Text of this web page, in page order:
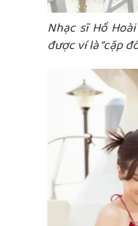
Nhạc sĩ Hồ
được ví là “cặp